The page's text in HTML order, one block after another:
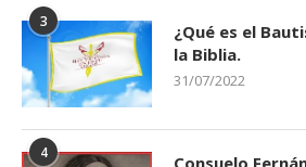
3
¿Qué es el
la Biblia.
31/07/2022
4